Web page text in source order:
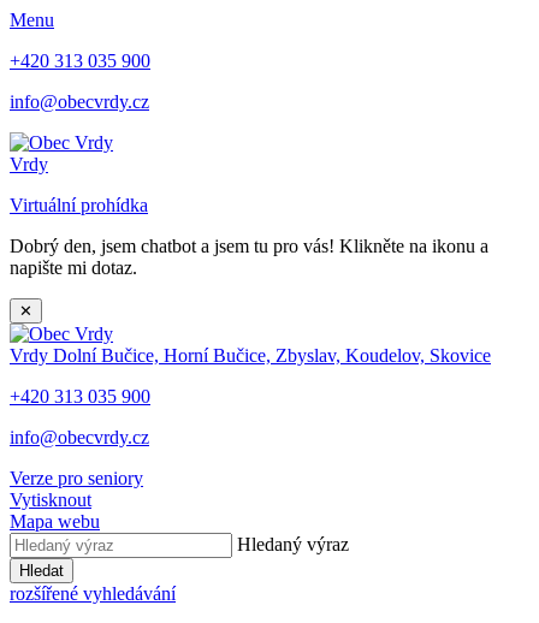
Menu
+420 313 035 900
info@obecvrdy.cz
Vrdy
Virtuální prohídka
Dobrý den, jsem chatbot a jsem tu pro vás! Klikněte na ikonu a
napište mi dotaz.
✕
Vrdy Dolní Bučice, Horní Bučice, Zbyslav, Koudelov, Skovice
+420 313 035 900
info@obecvrdy.cz
Verze pro seniory
Vytisknout
Mapa webu
Hledaný výraz
Hledat
rozšířené vyhledávání